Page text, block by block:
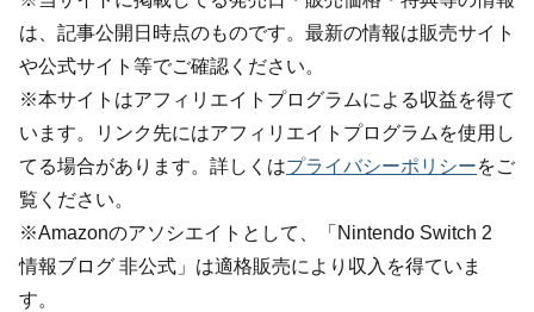
は、記事公開日時点のものです。最新の情報は販売サイト
や公式サイト等でご確認ください。
※本サイトはアフィリエイトプログラムによる収益を得て
います。リンク先にはアフィリエイトプログラムを使用し
てる場合があります。詳しくはプライバシーポリシーをご
覧ください。
※Amazonのアソシエイトとして、「Nintendo Switch 2
情報ブログ 非公式」は適格販売により収入を得ていま
す。